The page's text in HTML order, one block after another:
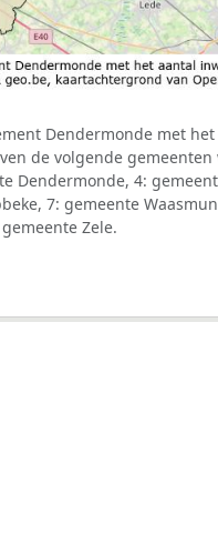
Dendermonde met
de volgende
Dendermonde, 4:
7: gemeente
Zele.